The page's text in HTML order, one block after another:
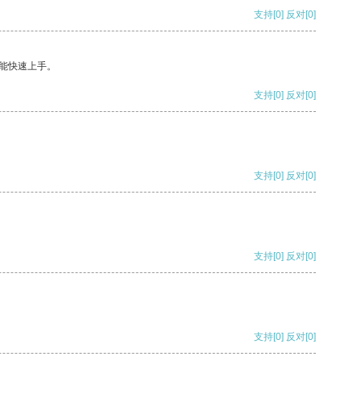
支持[0] 反对[0]
快速上手。
支持[0] 反对[0]
支持[0] 反对[0]
支持[0] 反对[0]
支持[0] 反对[0]